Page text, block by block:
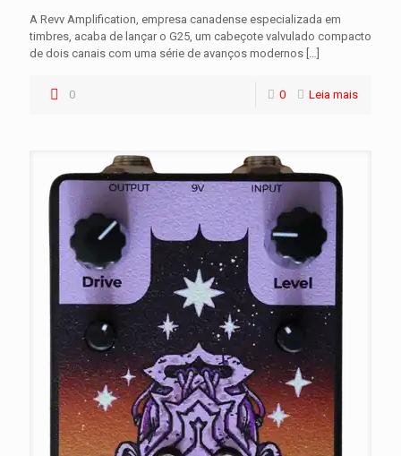
A Revv Amplification, empresa canadense especializada em
timbres, acaba de lançar o G25, um cabeçote valvulado compacto
de dois canais com uma série de avanços modernos […]
0 0 Leia mais